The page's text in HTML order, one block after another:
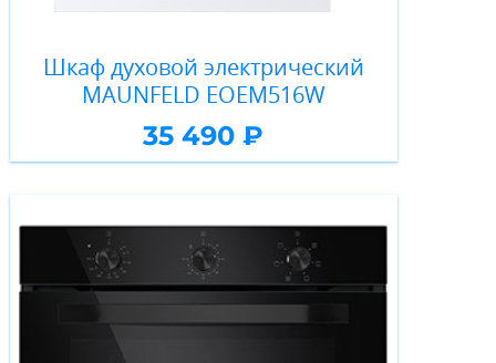
Шкаф духовой электрический
MAUNFELD EOEM516W
35 490 ₽